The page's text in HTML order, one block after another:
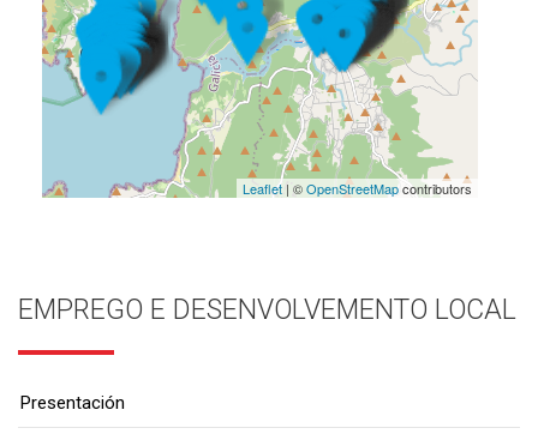
Leaflet| ©OpenStreetMapcontributors
EMPREGO E DESENVOLVEMENTO LOCAL
Presentación